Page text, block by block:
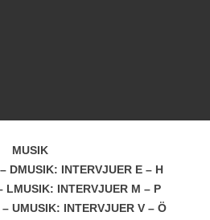
MUSIK
DMUSIK: INTERVJUER E – H
LMUSIK: INTERVJUER M – P
– UMUSIK: INTERVJUER V – Ö